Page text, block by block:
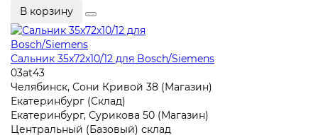
В корзину
Сальник 35x72x10/12 для Bosch/Siemens
03at43
Челябинск, Сони Кривой 38 (Магазин)
Екатеринбург (Склад)
Екатеринбург, Сурикова 50 (Магазин)
Центральный (Базовый) склад